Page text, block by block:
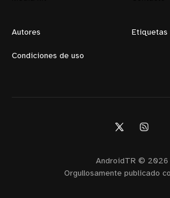
Autores Etiquetas
Condiciones de uso
AndroidTR © 2026
Orgullosamente publicado